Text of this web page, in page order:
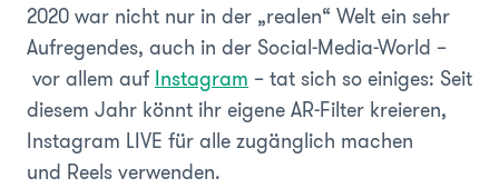
2020 war nicht nur in der „realen“ Welt ein sehr
Aufregendes, auch in der Social-Media-World –
vor allem auf Instagram – tat sich so einiges: Seit
diesem Jahr könnt ihr eigene AR-Filter kreieren,
Instagram LIVE für alle zugänglich machen
und Reels verwenden.